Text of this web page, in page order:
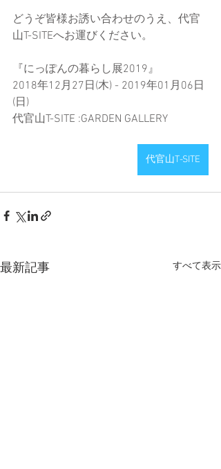
どうぞ皆様お誘い合わせのうえ、代官
山T-SITEへお運びください。
『にっぽんの暮らし展2019』
2018年12月27日(木) - 2019年01月06日
(日)
代官山T-SITE :GARDEN GALLERY
代官山T-SITE
最新記事 すべて表示